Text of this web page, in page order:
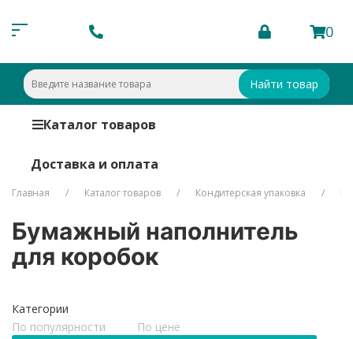
0
Найти товар
Каталог товаров
Доставка и оплата
Главная Каталог товаров Кондитерская упаковка
Бумажный наполнитель
для коробок
Категории
По популярности
По цене